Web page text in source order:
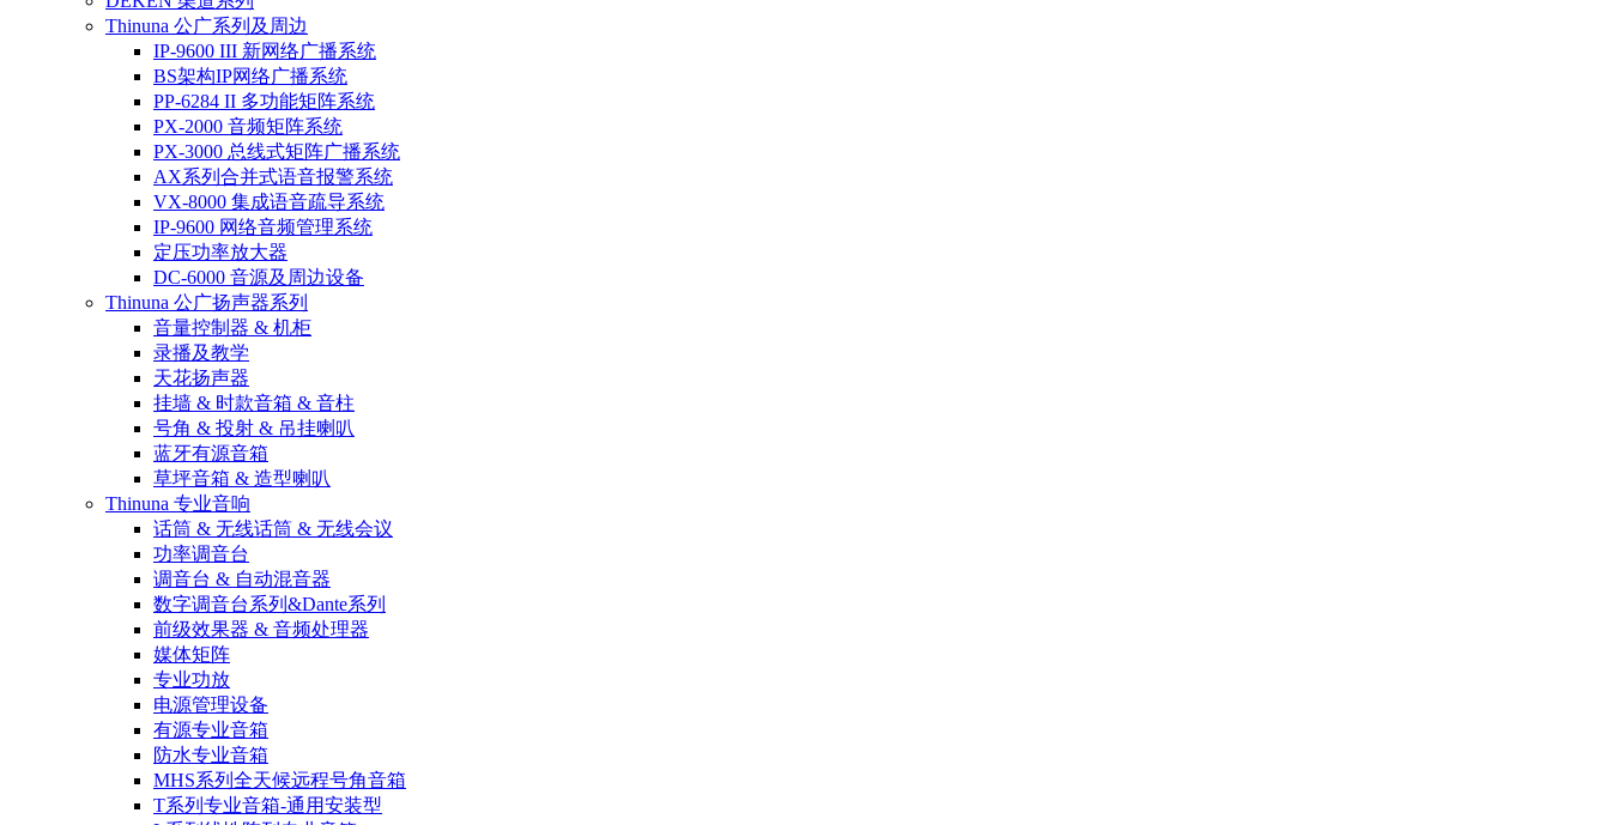
Thinuna 公广系列及周边
IP-9600 III 新网络广播系统
BS架构IP网络广播系统
PP-6284 II 多功能矩阵系统
PX-2000 音频矩阵系统
PX-3000 总线式矩阵广播系统
AX系列合并式语音报警系统
VX-8000 集成语音疏导系统
IP-9600 网络音频管理系统
定压功率放大器
DC-6000 音源及周边设备
Thinuna 公广扬声器系列
音量控制器 & 机柜
录播及教学
天花扬声器
挂墙 & 时款音箱 & 音柱
号角 & 投射 & 吊挂喇叭
蓝牙有源音箱
草坪音箱 & 造型喇叭
Thinuna 专业音响
话筒 & 无线话筒 & 无线会议
功率调音台
调音台 & 自动混音器
数字调音台系列&Dante系列
前级效果器 & 音频处理器
媒体矩阵
专业功放
电源管理设备
有源专业音箱
防水专业音箱
MHS系列全天候远程号角音箱
T系列专业音箱-通用安装型